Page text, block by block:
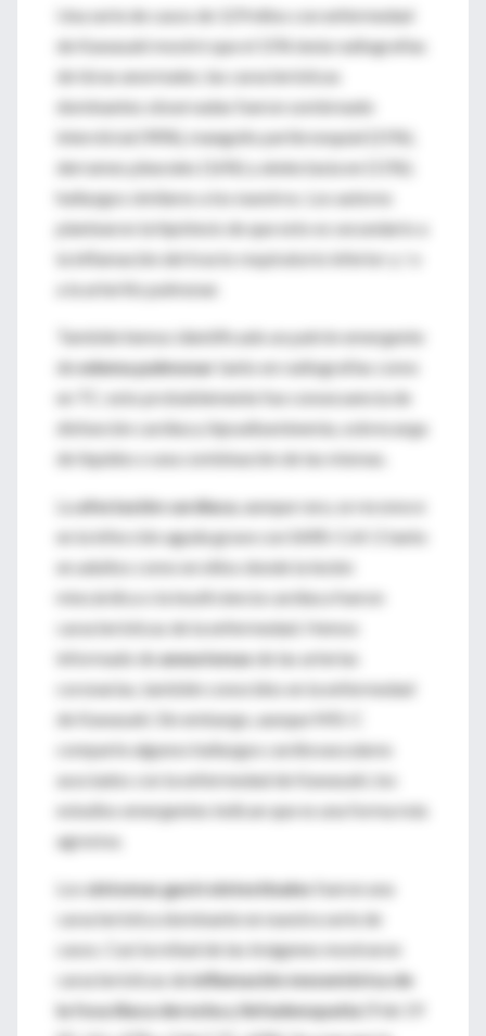
Una serie de casos de 129 niños con enfermedad
de Kawasaki mostró que el 15% tenía radiografías
de tórax anormales; las características
dominantes observadas fueron sombreado
intersticial (90%), manguito peribronquial (21%),
derrames pleurales (16%) y atelectasia en (11%);
hallazgos similares a los nuestros. Los autores
plantearon la hipótesis de que esto es secundario a
la inflamación del tracto respiratorio inferior y / o
a la arteritis pulmonar.
También hemos identificado un patrón emergente
deedema pulmonar tanto en radiografías como
en TC; esto probablemente fue consecuencia de
disfunción cardíaca, hipoalbuminemia, sobrecarga
de líquidos o una combinación de las mismas.
Laafectación cardíaca, aunque rara, se reconoce
en la infección aguda grave con SARS-CoV-2 tanto
en adultos como en niños donde la lesión
miocárdica o la insuficiencia cardíaca fueron
características de la enfermedad. Hemos
informado deaneurismasde las arterias
coronarias, también conocidos en la enfermedad
de Kawasaki. Sin embargo, aunque MIS-C
comparte algunos hallazgos cardiovasculares
asociados con la enfermedad de Kawasaki, los
estudios emergentes indican que es una forma más
agresiva.
Los síntomas gastrointestinales fueron una
característica dominante en nuestra serie de
casos. Casi la mitad de las imágenes mostraron
características deinflamación mesentérica de
la fosa ilíaca derecha y linfadenopatía(9 de 19